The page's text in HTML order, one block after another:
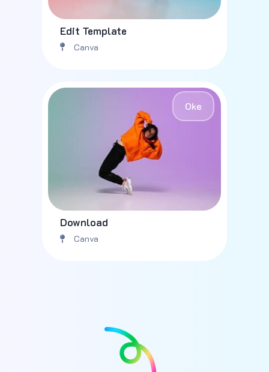
Edit Template
Canva
Oke
Download
Canva